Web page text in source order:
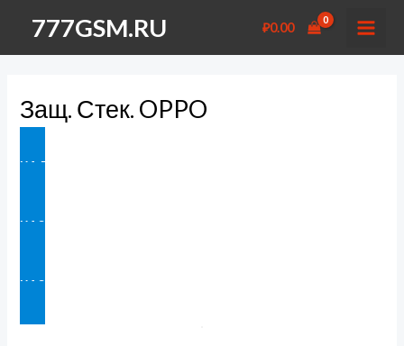
содержимому
777GSM.RU ₽0.00
Защ. Стек. OPPO
НА ГЛАВНУЮ
НАЗАД В АКСЕССУАРЫ
НАЗАД В ЗАЩИТНЫЕ СТЕКЛА